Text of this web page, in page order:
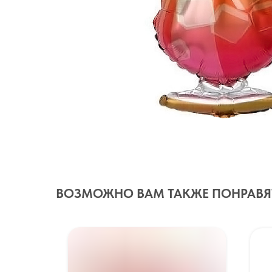
ВОЗМОЖНО ВАМ ТАКЖЕ